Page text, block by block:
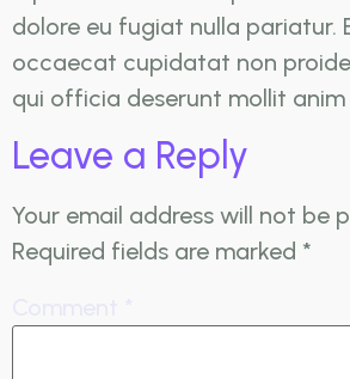
dolore eu fugiat nulla pariatur.
occaecat cupidatat non
qui officia deserunt mollit
Leave a Reply
Your email address will not be
Required fields are marked *